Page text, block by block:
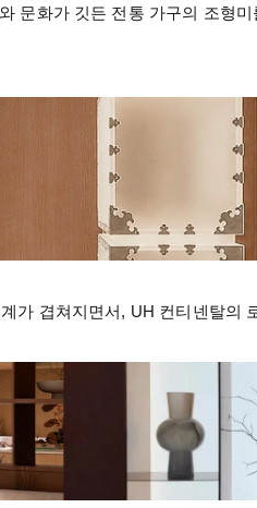
문화가 깃든 전통 가구의 조형
가 겹쳐지면서, UH 컨티넨탈의